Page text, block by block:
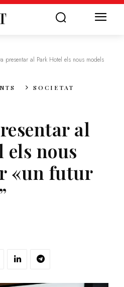
presentar al Park Hotel els nous models
SOCIETAT
al
els nous
«un futur